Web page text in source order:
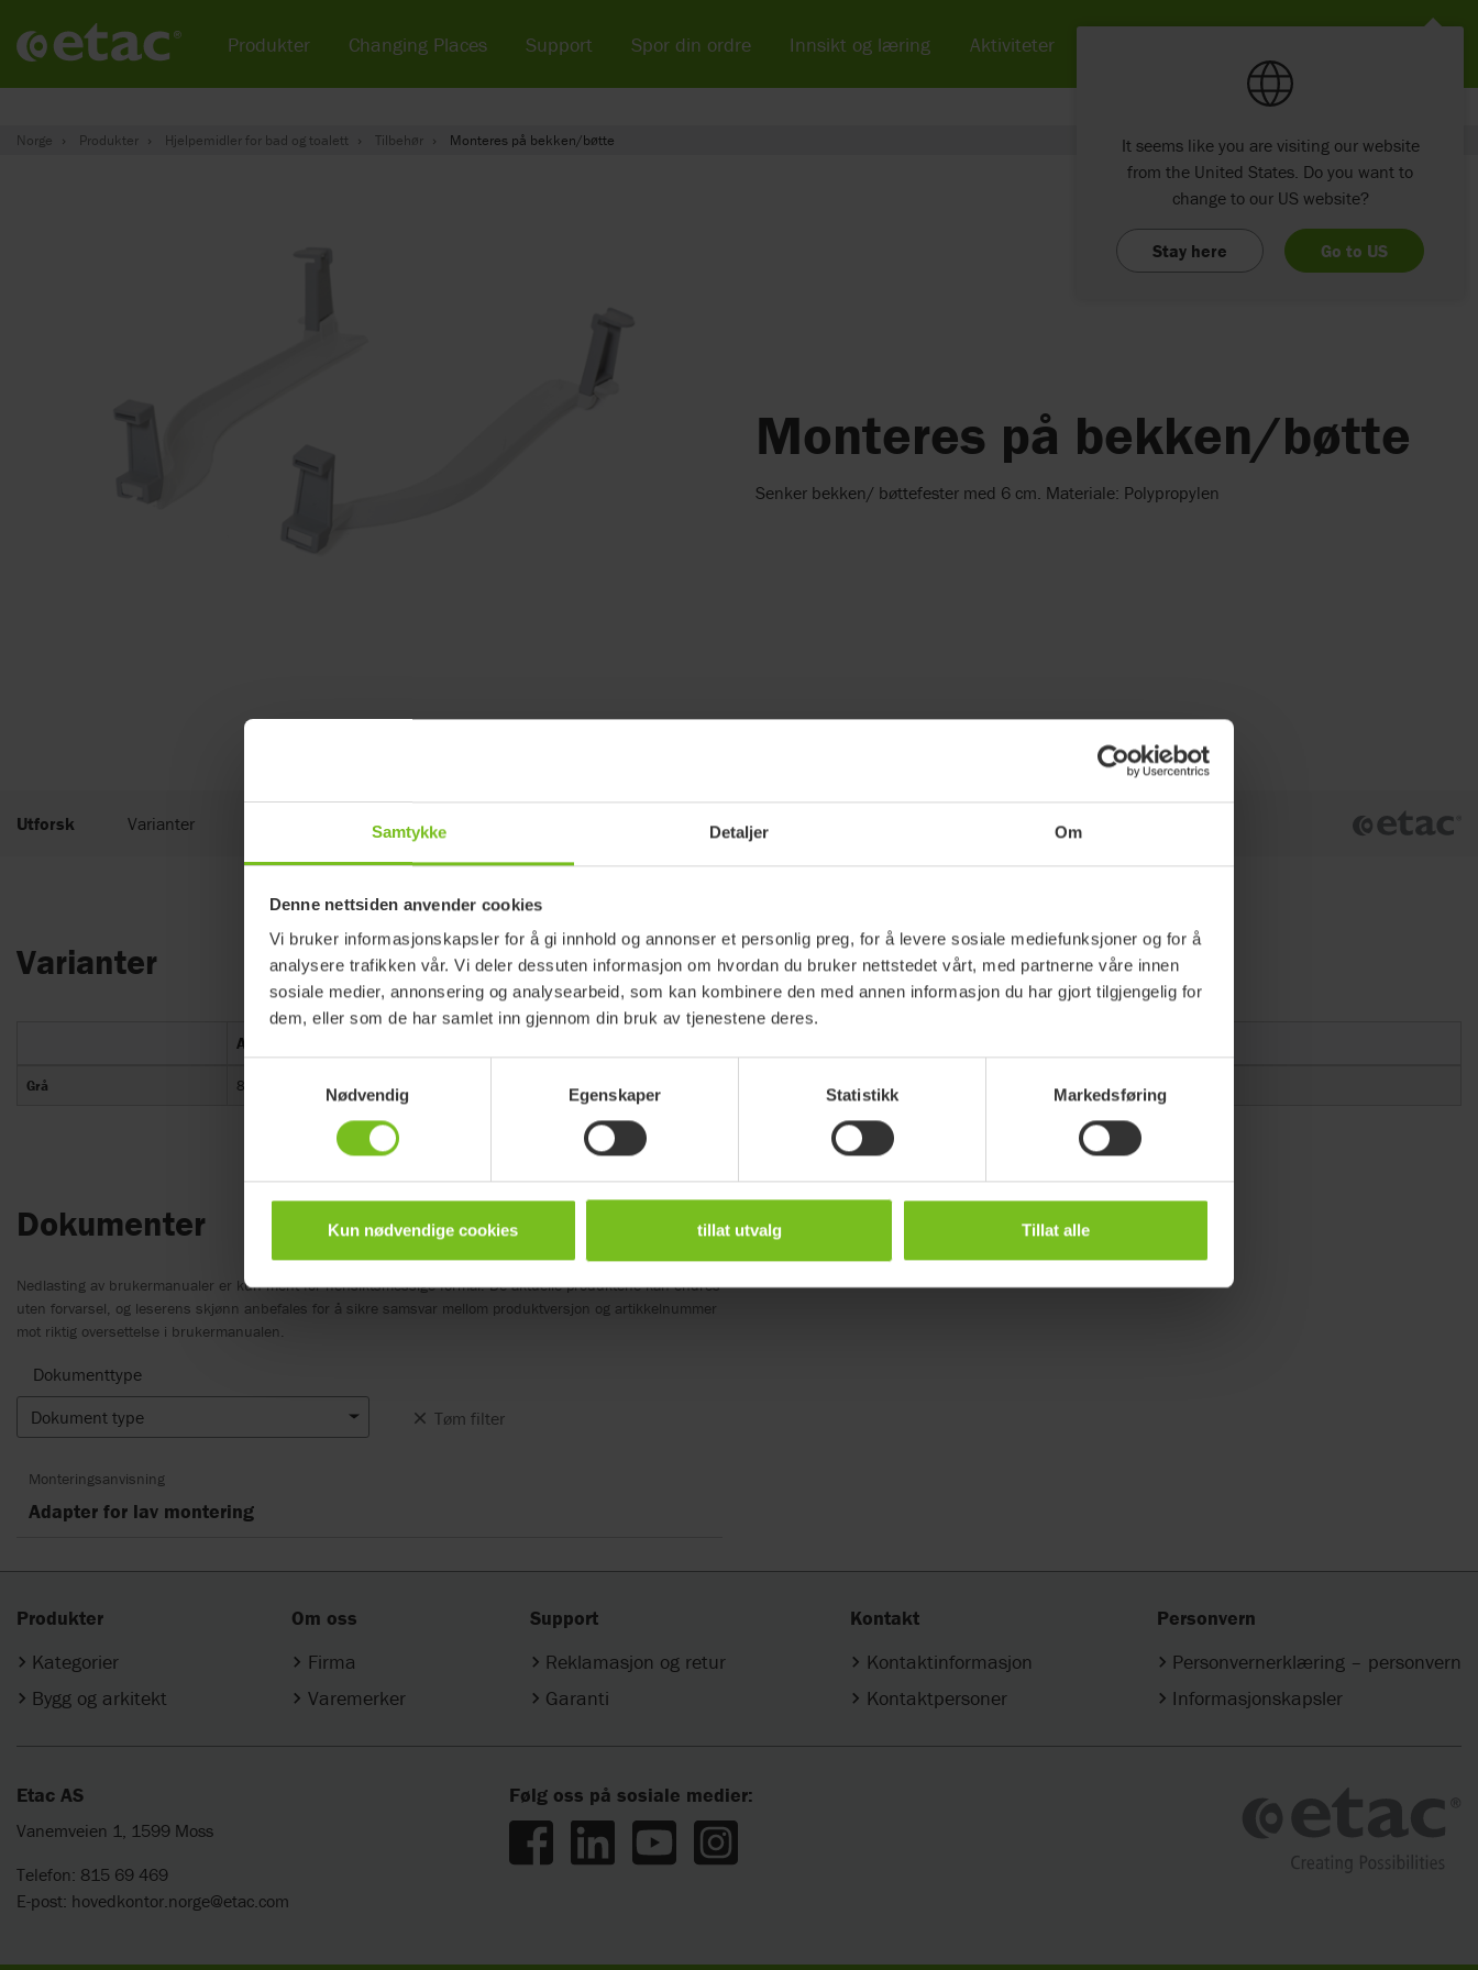
Samtykke Detaljer Om
Denne nettsiden anvender cookies
Vi bruker informasjonskapsler for å gi innhold og annonser et personlig preg, for å levere sosiale mediefunksjoner og for å
analysere trafikken vår. Vi deler dessuten informasjon om hvordan du bruker nettstedet vårt, med partnerne våre innen
sosiale medier, annonsering og analysearbeid, som kan kombinere den med annen informasjon du har gjort tilgjengelig for
dem, eller som de har samlet inn gjennom din bruk av tjenestene deres.
Nødvendig
Egenskaper Statistikk Markedsføring
Kun nødvendige cookies tillat utvalg Tillat alle
Norge Produkter Hjelpemidler for bad og toalett Tilbehør Monteres på bekken/bøtte
Monteres på bekken/bøtte
Senker bekken/ bøttefester med 6 cm. Materiale: Polypropylen
Utforsk Varianter
Varianter
Artikkelnummer
Grå 80209259
Dokumenter
Nedlasting av brukermanualer er kun ment for hensiktsmessige formål. De aktuelle produktene kan endres
uten forvarsel, og leserens skjønn anbefales for å sikre samsvar mellom produktversjon og artikkelnummer
mot riktig oversettelse i brukermanualen.
Dokumenttype
Dokument type
Tøm filter
Monteringsanvisning
Adapter for lav montering
Produkter
Kategorier
Bygg og arkitekt
Om oss
Firma
Varemerker
Support
Reklamasjon og retur
Garanti
Kontakt
Kontaktinformasjon
Kontaktpersoner
Personvern
Personvernerklæring – personvern
Informasjonskapsler
Etac AS
Vanemveien 1, 1599 Moss
Telefon: 815 69 469
E-post: hovedkontor.norge@etac.com
Følg oss på sosiale medier:
Produkter Changing Places Support Spor din ordre Innsikt og læring Aktiviteter
It seems like you are visiting our website
from the United States. Do you want to
change to our US website?
Stay here Go to US